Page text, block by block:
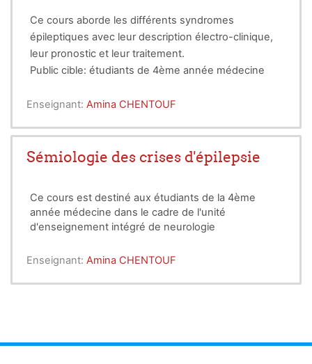
Ce cours aborde les différents syndromes
épileptiques avec leur description électro-clinique,
leur pronostic et leur traitement.
Public cible: étudiants de 4ème année médecine
Enseignant: Amina CHENTOUF
Sémiologie des crises d'épilepsie
Ce cours est destiné aux étudiants de la 4ème
année médecine dans le cadre de l'unité
d'enseignement intégré de neurologie
Enseignant: Amina CHENTOUF